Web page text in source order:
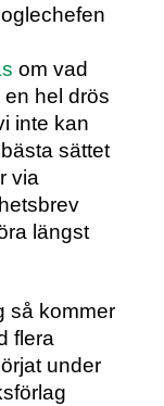
om vad
hel drös
inte kan
sättet
via
längst
så kommer
flera
under